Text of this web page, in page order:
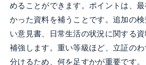
めることができます。ポイントは、
かった資料を補うことです。追加の
い意見書、日常生活の状況に関する
補強します。重い等級ほど、立証の
分けるため、何を足すかが重要です。